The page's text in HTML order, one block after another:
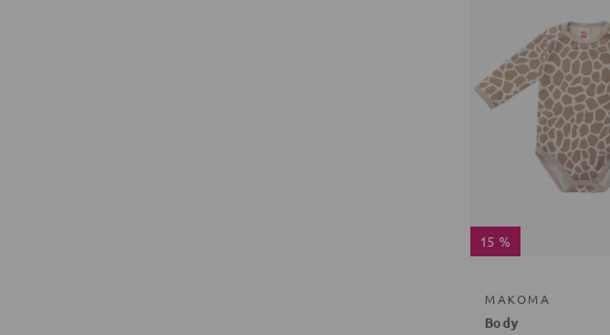
15 %
MAKOMA
Body